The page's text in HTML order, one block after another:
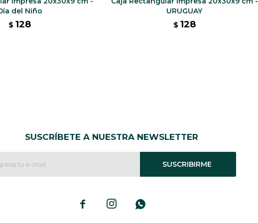
del Niño
$ 128
URUGUAY
$ 128
SUSCRÍBETE A NUESTRA NEWSLETTER
SUSCRIBIRME
  